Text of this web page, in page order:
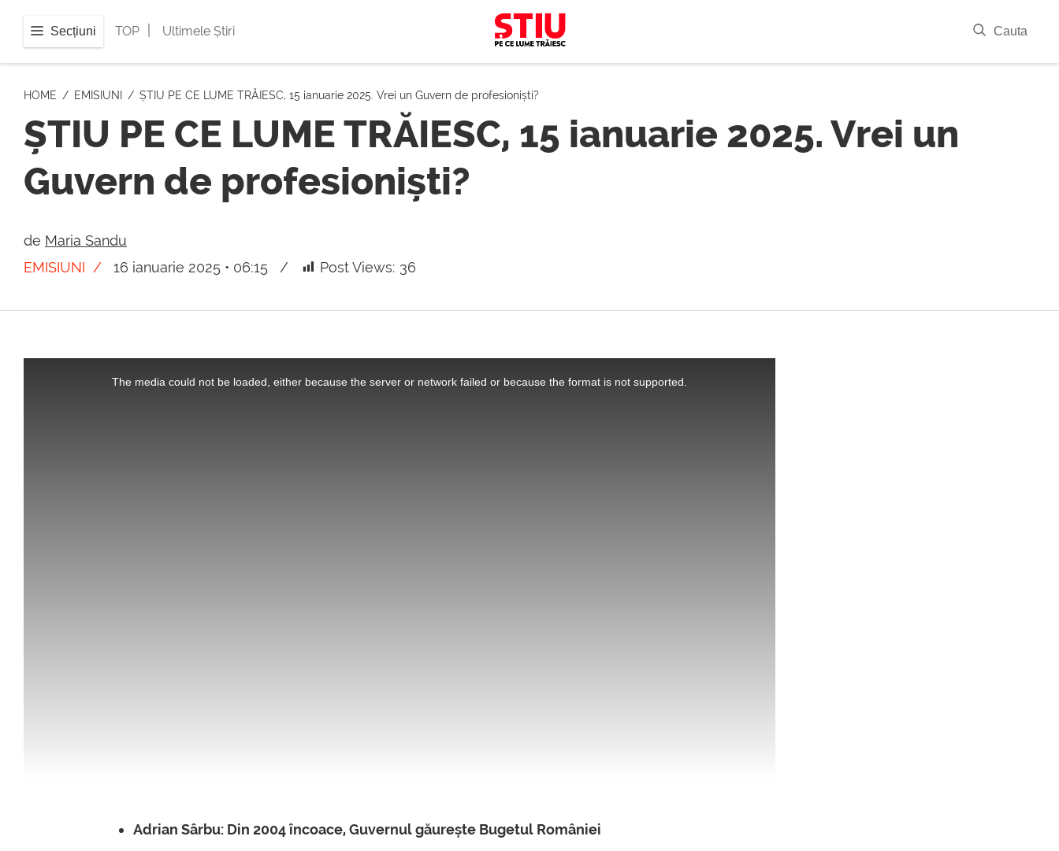
Secțiuni TOP Ultimele Știri Cauta
HOME EMISIUNI ȘTIU PE CE LUME TRĂIESC, 15 ianuarie 2025. Vrei un Guvern de profesioniști?
ȘTIU PE CE LUME TRĂIESC, 15 ianuarie 2025. Vrei un
Guvern de profesioniști?
de Maria Sandu
EMISIUNI
16 ianuarie 2025 • 06:15 Post Views: 36
The media could not be loaded, either because the server or network failed or because the format is not supported.
Adrian Sârbu: Din 2004 încoace, Guvernul găurește Bugetul României